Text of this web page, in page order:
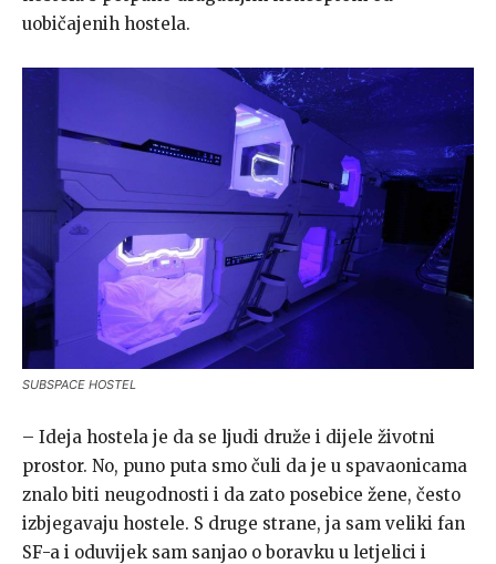
uobičajenih hostela.
SUBSPACE HOSTEL
– Ideja hostela je da se ljudi druže i dijele životni
prostor. No, puno puta smo čuli da je u spavaonicama
znalo biti neugodnosti i da zato posebice žene, često
izbjegavaju hostele. S druge strane, ja sam veliki fan
SF-a i oduvijek sam sanjao o boravku u letjelici i